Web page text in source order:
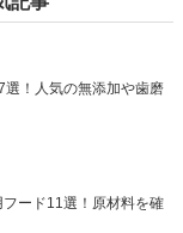
選！人気の無添加や歯磨
ード11選！原材料を確